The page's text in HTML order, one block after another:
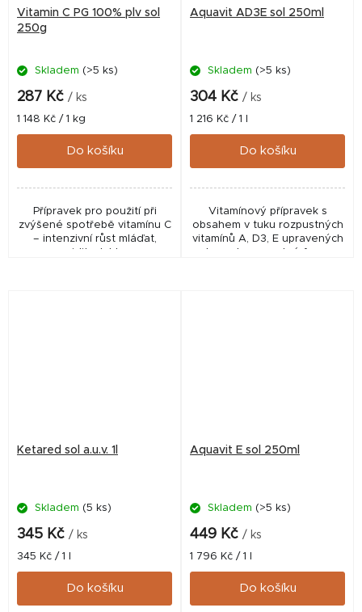
Vitamin C PG 100% plv sol
250g
Skladem (>5 ks)
287 Kč / ks
Měrná
cena:
1 148 Kč / 1 kg
Do košíku
Přípravek pro použití při
zvýšené spotřebě vitamínu C
– intenzivní růst mláďat,
Aquavit AD3E sol 250ml
Skladem (>5 ks)
304 Kč / ks
Měrná
cena:
1 216 Kč / 1 l
Do košíku
Vitamínový přípravek s
obsahem v tuku rozpustných
vitamínů A, D3, E upravených
Ketared sol a.u.v. 1l
Skladem (5 ks)
345 Kč / ks
Měrná
cena:
345 Kč / 1 l
Do košíku
Aquavit E sol 250ml
Skladem (>5 ks)
449 Kč / ks
Měrná
cena:
1 796 Kč / 1 l
Do košíku